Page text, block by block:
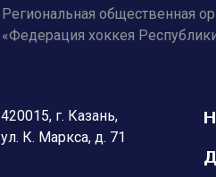
Региональная общественная
«Федерация хоккея
420015, г. Казань,
ул. К. Маркса, д. 71